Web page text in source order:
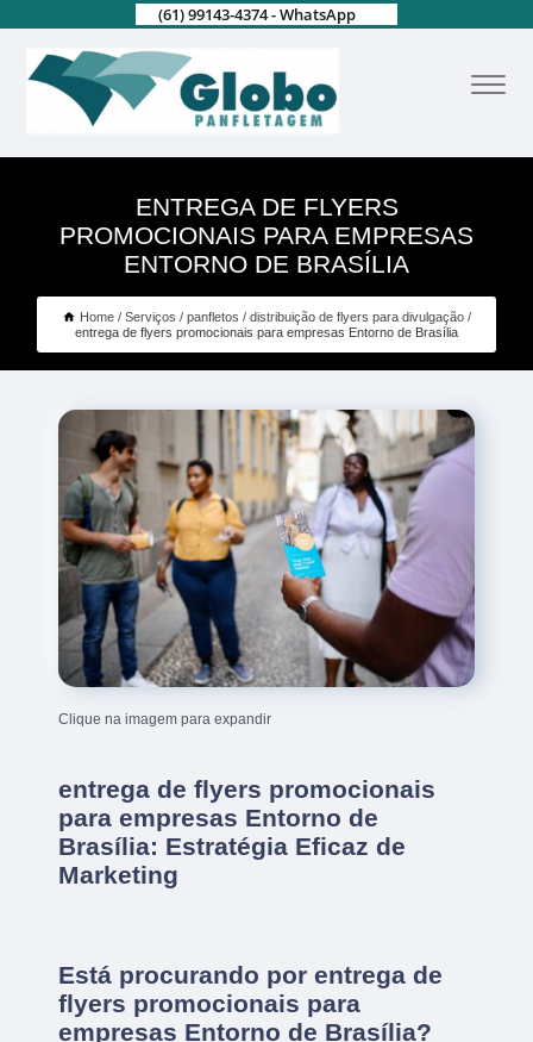
(61) 99143-4374 - WhatsApp
ENTREGA DE FLYERS
PROMOCIONAIS PARA EMPRESAS
ENTORNO DE BRASÍLIA
Home Serviços panfletos
distribuição de flyers para divulgação
entrega de flyers promocionais para empresas Entorno de Brasília
Clique na imagem para expandir
entrega de flyers promocionais
para empresas Entorno de
Brasília: Estratégia Eficaz de
Marketing
Está procurando por entrega de
flyers promocionais para
empresas Entorno de Brasília?